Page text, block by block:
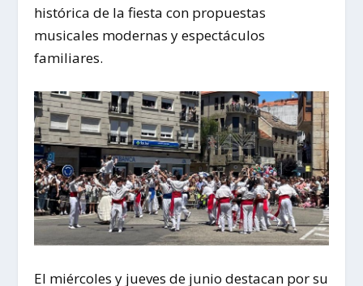
histórica de la fiesta con propuestas
musicales modernas y espectáculos
familiares.
El miércoles y jueves de junio destacan por su